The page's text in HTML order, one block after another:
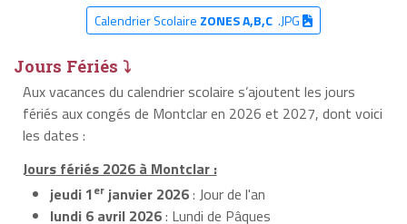
Calendrier Scolaire ZONES A,B,C.JPG
Jours Fériés ⤵
Aux vacances du calendrier scolaire s’ajoutent les jours
fériés aux congés de Montclar en 2026 et 2027, dont voici
les dates :
Jours fériés 2026 à Montclar :
jeudi 1er janvier 2026: Jour de l'an
lundi 6 avril 2026: Lundi de Pâques